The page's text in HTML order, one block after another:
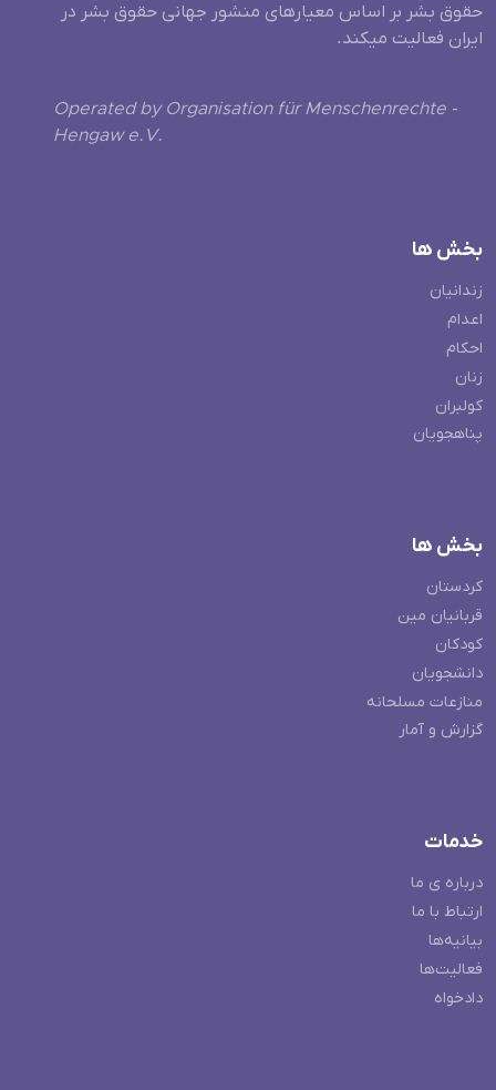
حقوق بشر بر اساس معیارهای منشور جهانی حقوق بشر در
ایران فعالیت میکند.
Operated by Organisation für Menschenrechte -
Hengaw e.V.
بخش ها
زندانیان
اعدام
احکام
زنان
کولبران
پناهجویان
بخش ها
کردستان
قربانیان مین
کودکان
دانشجویان
منازعات مسلحانه
گزارش و آمار
خدمات
درباره ی ما
ارتباط با ما
بیانیه‌ها
فعالیت‌ها
دادخواه